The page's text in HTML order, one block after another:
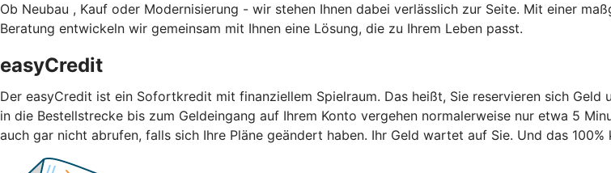
Ob Neubau , Kauf oder Modernisierung - wir stehen Ihnen dabei verlässlich zur Seite. Mit einer
Beratung entwickeln wir gemeinsam mit Ihnen eine Lösung, die zu Ihrem Leben passt.
easyCredit
Der easyCredit ist ein Sofortkredit mit finanziellem Spielraum. Das heißt, Sie reservieren sich
in die Bestellstrecke bis zum Geldeingang auf Ihrem Konto vergehen normalerweise nur etwa 5
auch gar nicht abrufen, falls sich Ihre Pläne geändert haben. Ihr Geld wartet auf Sie. Und das 100%